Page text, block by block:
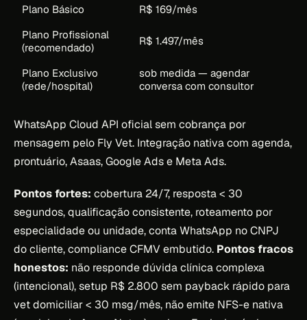
Plano Básico
R$ 169/mês
Plano Profissional
(recomendado)
R$ 1.497/mês
Plano Exclusivo
(rede/hospital)
sob medida — agendar
conversa com consultor
WhatsApp Cloud API oficial sem cobrança por
mensagem pelo Fly Vet. Integração nativa com agenda,
prontuário, Asaas, Google Ads e Meta Ads.
Pontos fortes: cobertura 24/7, resposta < 30
segundos, qualificação consistente, roteamento por
especialidade ou unidade, conta WhatsApp no CNPJ
do cliente, compliance CFMV embutido. Pontos fracos
honestos: não responde dúvida clínica complexa
(intencional), setup R$ 2.800 sem payback rápido para
vet domiciliar < 30 msg/mês, não emite NFS-e nativa